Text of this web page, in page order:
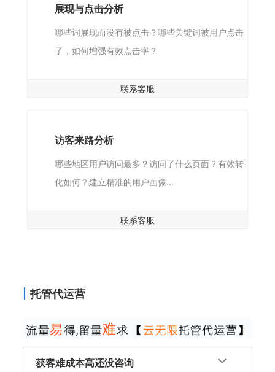
展现与点击分析
哪些词展现而没有被点击？哪些关键词被用户点击
了，如何增强有效点击率？
联系客服
访客来路分析
哪些地区用户访问最多？访问了什么页面？有效转
化如何？建立精准的用户画像...
联系客服
托管代运营
获客难成本高还没咨询